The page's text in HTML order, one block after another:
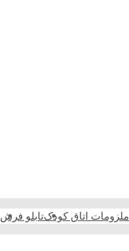
ملزومات اتاق کودکتابلو فرش